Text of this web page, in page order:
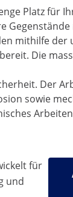
Platz für
mithilfe
Die
Der
sowie
für
und